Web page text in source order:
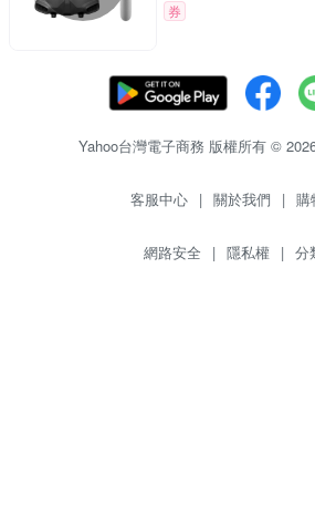
券
Yahoo台灣電子商務 版權所有 ©
客服中心 | 關於我們 | 購
網路安全 | 隱私權 | 分